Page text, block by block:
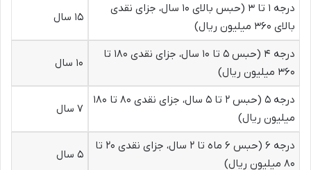
درجه ۱ تا ۳ (حبس بالای ۱۰ سال، جزای نقدی
بالای ۳۶۰ میلیون ریال)
۱۵ سال
درجه ۴ (حبس ۵ تا ۱۰ سال، جزای نقدی ۱۸۰ تا
۳۶۰ میلیون ریال)
۱۰ سال
درجه ۵ (حبس ۲ تا ۵ سال، جزای نقدی ۸۰ تا ۱۸۰
میلیون ریال)
۷ سال
درجه ۶ (حبس ۶ ماه تا ۲ سال، جزای نقدی ۲۰ تا
۸۰ میلیون ریال)
۵ سال